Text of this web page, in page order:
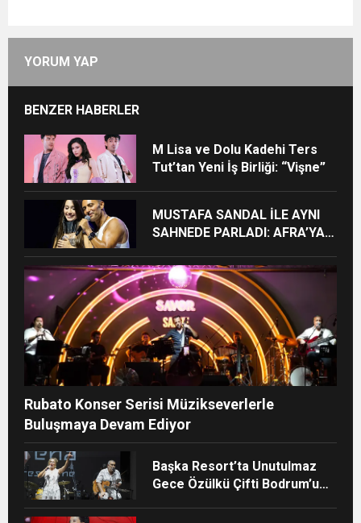
YORUM YAP
BENZER HABERLER
M Lisa ve Dolu Kadehi Ters
Tut’tan Yeni İş Birliği: “Vişne”
MUSTAFA SANDAL İLE AYNI
SAHNEDE PARLADI: AFRA’YA
Rubato Konser Serisi Müzikseverlerle
Buluşmaya Devam Ediyor
Başka Resort’ta Unutulmaz
Gece Özülkü Çifti Bodrum’u